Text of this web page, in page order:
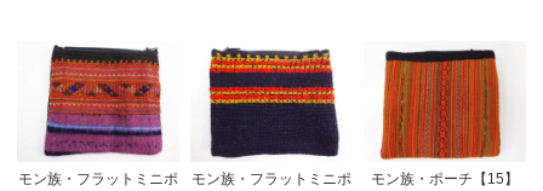
モン族・フラットミニポ
モン族・フラットミニポ
モン族・ポーチ【15】